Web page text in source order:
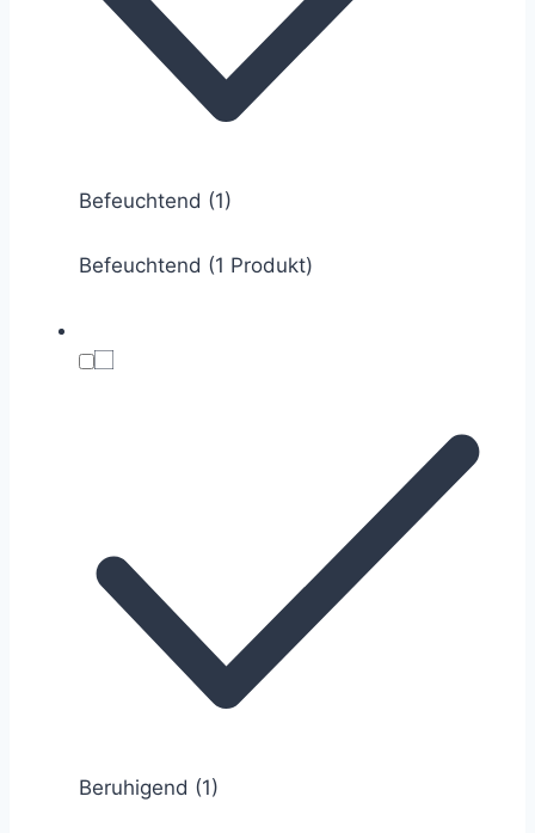
Befeuchtend (1)
Befeuchtend (1 Produkt)
Beruhigend (1)